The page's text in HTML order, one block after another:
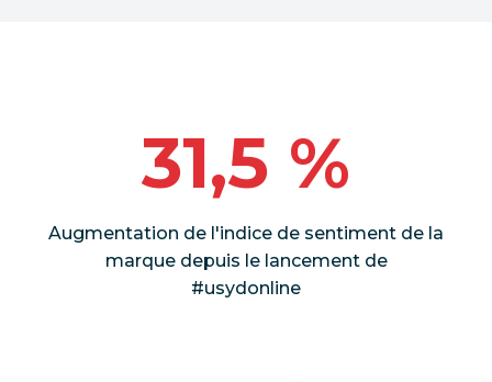
31,5 %
Augmentation de l'indice de sentiment de la
marque depuis le lancement de
#usydonline